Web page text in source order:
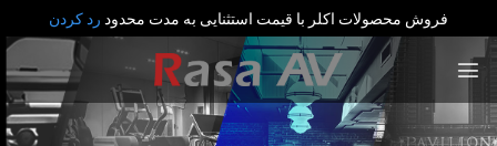
فروش محصولات اکلر با قیمت استثنایی به مدت محدود رد کردن
محتوا